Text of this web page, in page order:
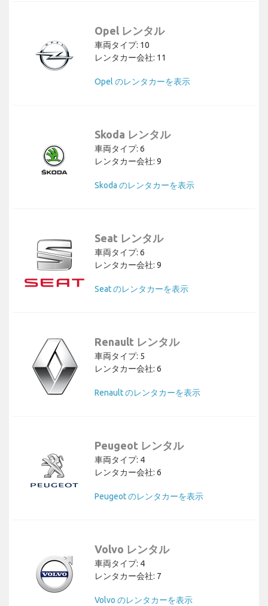
Opel レンタル
車両タイプ: 10
レンタカー会社: 11
Opel のレンタカーを表示
Skoda レンタル
車両タイプ: 6
レンタカー会社: 9
Skoda のレンタカーを表示
Seat レンタル
車両タイプ: 6
レンタカー会社: 9
Seat のレンタカーを表示
Renault レンタル
車両タイプ: 5
レンタカー会社: 6
Renault のレンタカーを表示
Peugeot レンタル
車両タイプ: 4
レンタカー会社: 6
Peugeot のレンタカーを表示
Volvo レンタル
車両タイプ: 4
レンタカー会社: 7
Volvo のレンタカーを表示